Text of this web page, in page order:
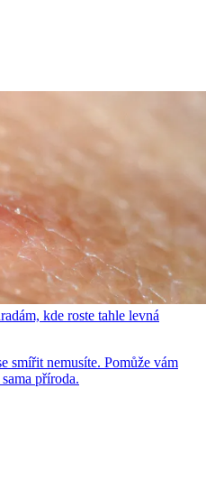
kde roste tahle levná
smířit nemusíte. Pomůže vám
příroda.